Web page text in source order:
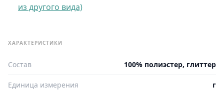
из другого вида)
ХАРАКТЕРИСТИКИ
Состав 100% полиэстер, глиттер
Единица измерения г